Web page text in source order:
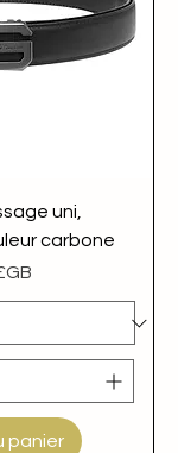
uni,
carbone
panier